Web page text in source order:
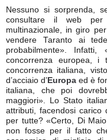
Nessuno si sorprenda,
consultare il web
multinazionale, in giro
vendere Taranto ai
probabilmente».
concorrenza europea, i
concorrenza italiana,
d’acciaio d’ Europa ed è
italiana, che poi
maggiori». Lo Stato
attributi, facendosi carico
per tutte? «Certo, Di
non fosse per il fatto